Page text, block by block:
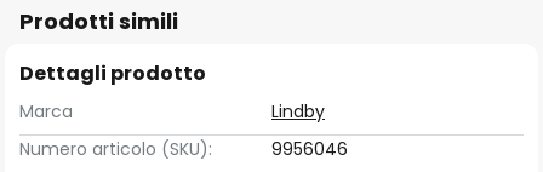
Prodotti simili
Dettagli prodotto
Marca
Lindby
Numero articolo (SKU):
9956046